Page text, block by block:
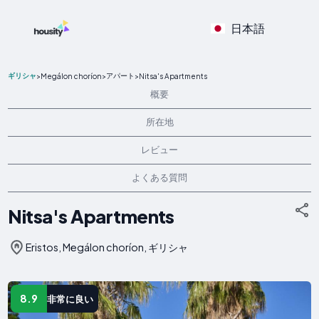
日本語
ギリシャ>Megálon choríon>アパート >Nitsa's Apartments
概要
所在地
レビュー
よくある質問
Nitsa's Apartments
Eristos, Megálon choríon, ギリシャ
8.9 非常に良い